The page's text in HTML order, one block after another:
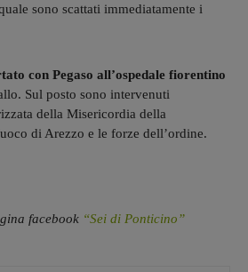
sono scattati immediatamente i
con Pegaso all’ospedale fiorentino
Sul posto sono intervenuti
della Misericordia della
di Arezzo e le forze dell’ordine.
facebook “Sei di Ponticino”